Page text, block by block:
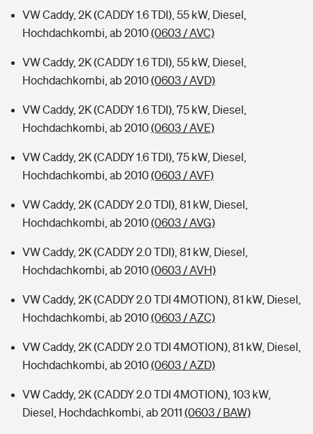
VW Caddy, 2K (CADDY 1.6 TDI), 55 kW, Diesel,
Hochdachkombi, ab 2010(0603 / AVC)
VW Caddy, 2K (CADDY 1.6 TDI), 55 kW, Diesel,
Hochdachkombi, ab 2010(0603 / AVD)
VW Caddy, 2K (CADDY 1.6 TDI), 75 kW, Diesel,
Hochdachkombi, ab 2010(0603 / AVE)
VW Caddy, 2K (CADDY 1.6 TDI), 75 kW, Diesel,
Hochdachkombi, ab 2010(0603 / AVF)
VW Caddy, 2K (CADDY 2.0 TDI), 81 kW, Diesel,
Hochdachkombi, ab 2010(0603 / AVG)
VW Caddy, 2K (CADDY 2.0 TDI), 81 kW, Diesel,
Hochdachkombi, ab 2010(0603 / AVH)
VW Caddy, 2K (CADDY 2.0 TDI 4MOTION), 81 kW, Diesel,
Hochdachkombi, ab 2010(0603 / AZC)
VW Caddy, 2K (CADDY 2.0 TDI 4MOTION), 81 kW, Diesel,
Hochdachkombi, ab 2010(0603 / AZD)
VW Caddy, 2K (CADDY 2.0 TDI 4MOTION), 103 kW,
Diesel, Hochdachkombi, ab 2011 (0603 / BAW)